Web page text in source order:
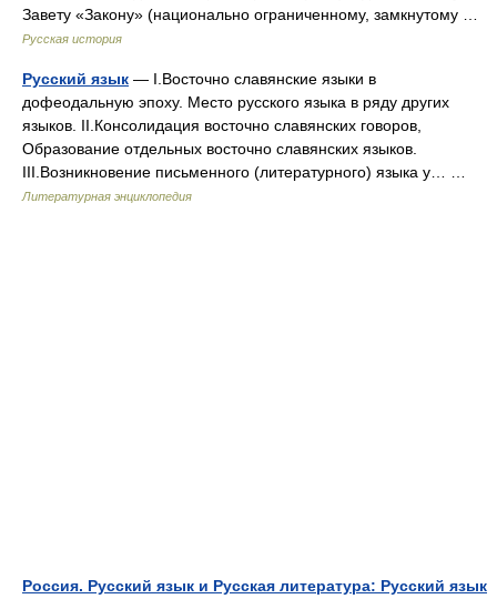
Завету «Закону» (национально ограниченному, замкнутому …
Русская история
Русский язык — I.Восточно славянские языки в
дофеодальную эпоху. Место русского языка в ряду других
языков. II.Консолидация восточно славянских говоров,
Образование отдельных восточно славянских языков.
III.Возникновение письменного (литературного) языка у… …
Литературная энциклопедия
Россия. Русский язык и Русская литература: Русский язык